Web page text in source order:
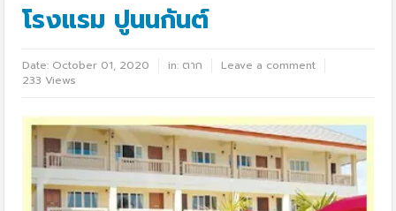
โรงแรม ปูนนกันต์
Date: October 01, 2020 in: ตาก
Leave a comment
233 Views